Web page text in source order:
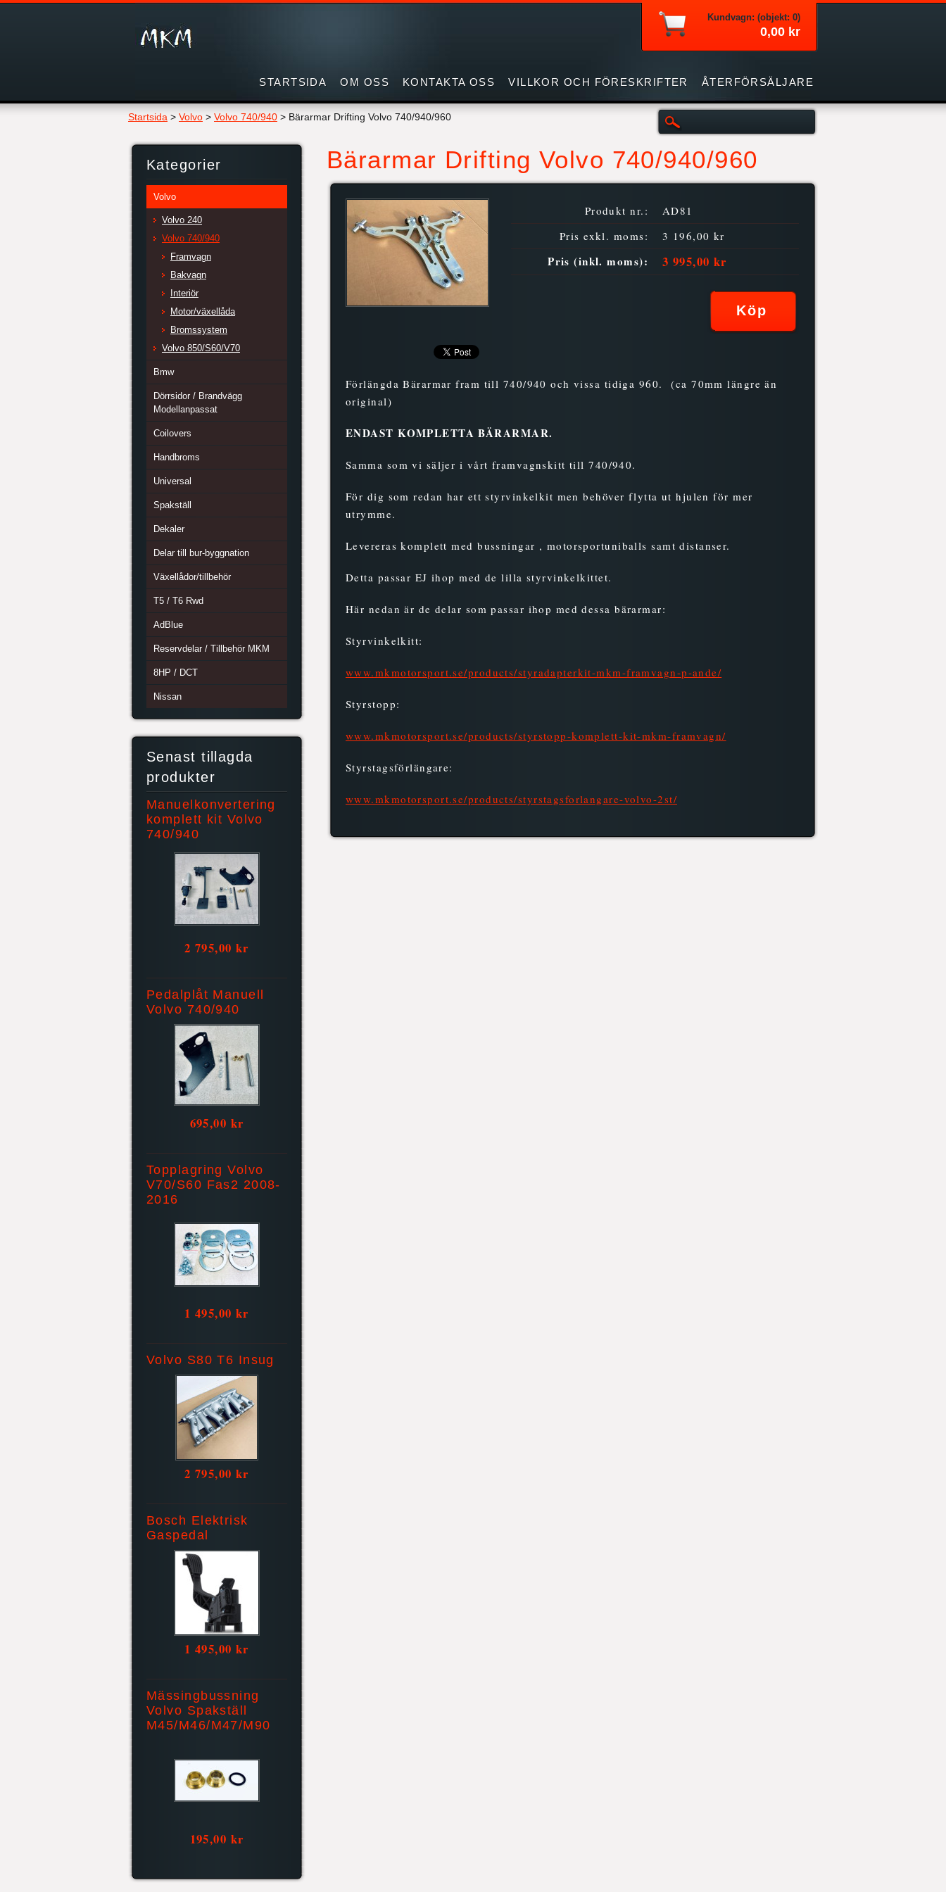
Startsida > Volvo > Volvo 740/940 > Bärarmar Drifting Volvo 740/940/960
Bärarmar Drifting Volvo 740/940/960
Produkt nr.:
AD81
Pris exkl. moms:
3 196,00 kr
Pris (inkl. moms): 3 995,00 kr
Förlängda Bärarmar fram till 740/940 och vissa tidiga 960. (ca 70mm längre än
original)
ENDAST KOMPLETTA BÄRARMAR.
Samma som vi säljer i vårt framvagnskitt till 740/940.
För dig som redan har ett styrvinkelkit men behöver flytta ut hjulen för mer
utrymme.
Levereras komplett med bussningar , motorsportuniballs samt distanser.
Detta passar EJ ihop med de lilla styrvinkelkittet.
Här nedan är de delar som passar ihop med dessa bärarmar:
Styrvinkelkitt:
www.mkmotorsport.se/products/styradapterkit-mkm-framvagn-p-ande/
Styrstopp:
www.mkmotorsport.se/products/styrstopp-komplett-kit-mkm-framvagn/
Styrstagsförlängare:
www.mkmotorsport.se/products/styrstagsforlangare-volvo-2st/
Kategorier
Volvo
Volvo 240
Volvo 740/940
Framvagn
Bakvagn
Interiör
Motor/växellåda
Bromssystem
Volvo 850/S60/V70
Bmw
Dörrsidor / Brandvägg
Modellanpassat
Coilovers
Handbroms
Universal
Spakställ
Dekaler
Delar till bur-byggnation
Växellådor/tillbehör
T5 / T6 Rwd
AdBlue
Reservdelar / Tillbehör MKM
8HP / DCT
Nissan
Senast tillagda
produkter
Manuelkonvertering
komplett kit Volvo
740/940
2 795,00 kr
Pedalplåt Manuell
Volvo 740/940
695,00 kr
Topplagring Volvo
V70/S60 Fas2 2008-
2016
1 495,00 kr
Volvo S80 T6 Insug
2 795,00 kr
Bosch Elektrisk
Gaspedal
1 495,00 kr
Mässingbussning
Volvo Spakställ
M45/M46/M47/M90
195,00 kr
STARTSIDA OM OSS KONTAKTA OSS VILLKOR OCH FÖRESKRIFTER ÅTERFÖRSÄLJARE
Kundvagn: (objekt: 0)
0,00 kr